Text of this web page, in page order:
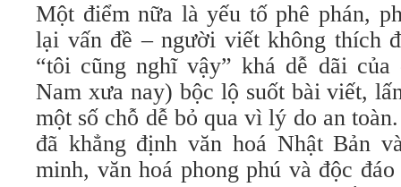
Một điểm nữa là yếu tố phê phán,
lại vấn đề – người viết không thích
“tôi cũng nghĩ vậy” khá dễ dãi
Nam xưa nay) bộc lộ suốt bài viết,
một số chỗ dễ bỏ qua vì lý do an
đã khẳng định văn hoá Nhật Bản
minh, văn hoá phong phú và độc